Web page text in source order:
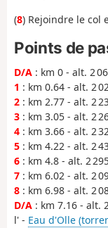
(8) Rejoindre le col
Points de
D/A : km 0 - alt. 2
1 : km 0.64 - alt. 2
2 : km 2.77 - alt. 2
3 : km 3.05 - alt. 2
4 : km 3.66 - alt. 2
5 : km 4.22 - alt. 2
6 : km 4.8 - alt. 2
7 : km 6.02 - alt. 2
8 : km 6.98 - alt. 2
D/A : km 7.16 - alt.
l' - Eau d'Olle